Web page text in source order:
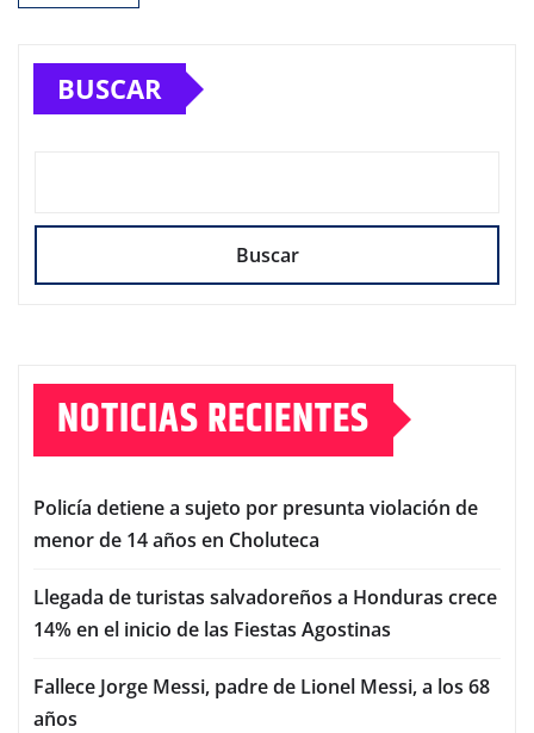
BUSCAR
Buscar
NOTICIAS RECIENTES
Policía detiene a sujeto por presunta violación de
menor de 14 años en Choluteca
Llegada de turistas salvadoreños a Honduras crece
14% en el inicio de las Fiestas Agostinas
Fallece Jorge Messi, padre de Lionel Messi, a los 68
años